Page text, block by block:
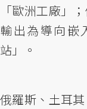
「歐洲工廠」
輸出為導向嵌
站」。
俄羅斯、土耳